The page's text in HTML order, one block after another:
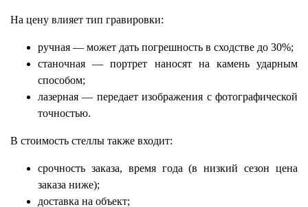
На цену влияет тип гравировки:
ручная — может дать погрешность в сходстве до 30%;
станочная — портрет наносят на камень ударным
способом;
лазерная — передает изображения с фотографической
точностью.
В стоимость стеллы также входит:
срочность заказа, время года (в низкий сезон цена
заказа ниже);
доставка на объект;